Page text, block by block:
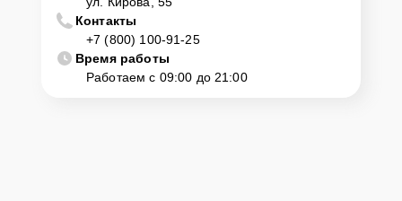
Контакты
+7 (800) 100-91-25
Время работы
Работаем с 09:00 до 21:00